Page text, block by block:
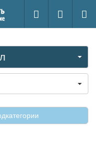
Поиск
Вход на